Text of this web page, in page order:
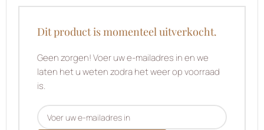
Dit product is momenteel uitverkocht.
Geen zorgen! Voer uw e-mailadres in en we
laten het u weten zodra het weer op voorraad
is.